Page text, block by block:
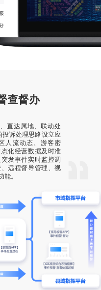
查督办
直达属地、联动处
投诉处理思路设立应
人流动态、游客密
化经营数据及时准
发事件实时监控调
远程督导管理、视
。